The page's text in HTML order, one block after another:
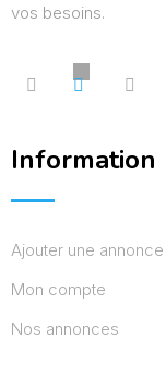
vos besoins.
Information
Ajouter une annonce
Mon compte
Nos annonces